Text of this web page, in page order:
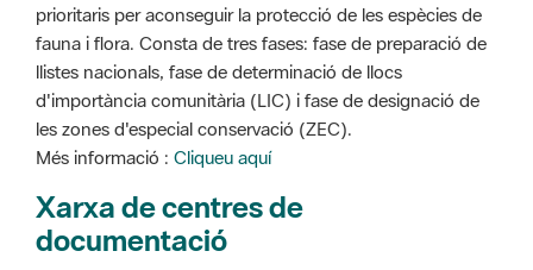
prioritaris per aconseguir la protecció de les espècies de
fauna i flora. Consta de tres fases: fase de preparació de
llistes nacionals, fase de determinació de llocs
d'importància comunitària (LIC) i fase de designació de
les zones d'especial conservació (ZEC).
Més informació : Cliqueu aquí
Xarxa de centres de
documentació